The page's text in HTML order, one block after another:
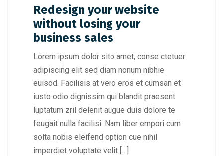
Redesign your website
without losing your
business sales
Lorem ipsum dolor sito amet, conse ctetuer
adipiscing elit sed diam nonum nibhie
euisod. Facilisis at vero eros et cumsan et
iusto odio dignissim qui blandit praesent
luptatum zril delenit augue duis dolore te
feugait nulla facilisi. Nam liber empori cum
solta nobis eleifend option cue nihil
imperdiet voluptate velit […]